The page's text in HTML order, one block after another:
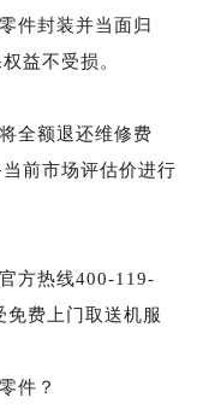
件封装并当面归
益不受损。
全额退还维修费
前市场评估价进行
方热线400-119-
免费上门取送机服
件？